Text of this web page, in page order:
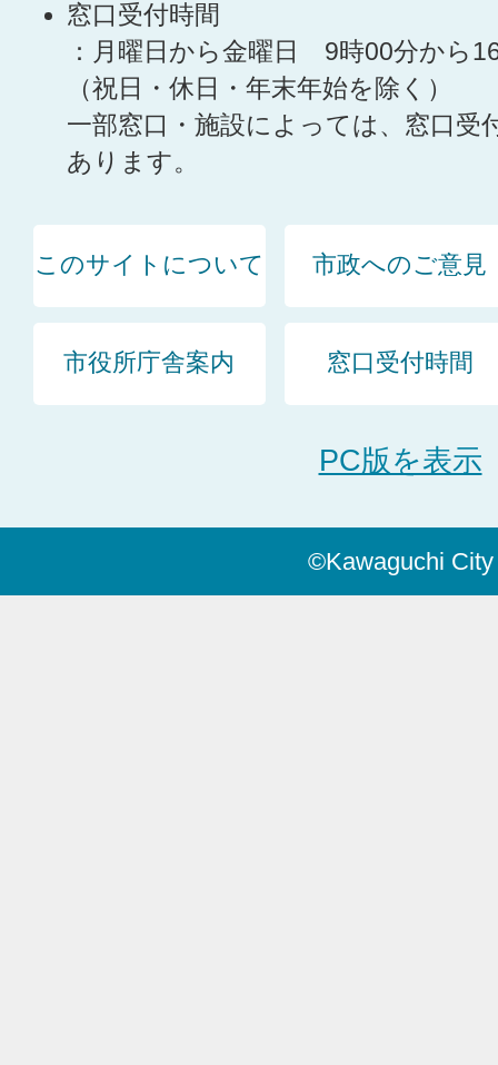
窓口受付時間
：月曜日から金曜日 9時00分から
（祝日・休日・年末年始を除く）
一部窓口・施設によっては、窓口受
あります。
このサイトについて 市政へのご意見
市役所庁舎案内 窓口受付時間
PC版を表示
©Kawaguchi City